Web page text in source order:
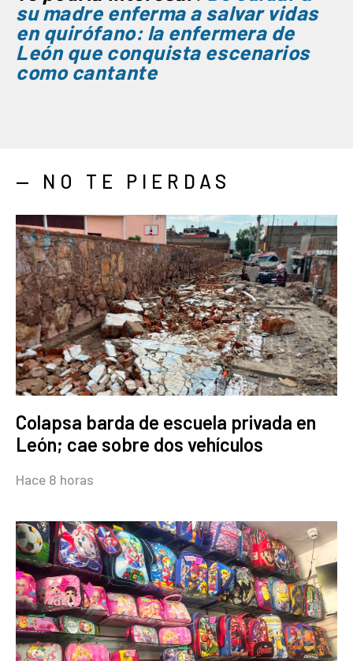
su madre enferma a salvar vidas
en quirófano: la enfermera de
León que conquista escenarios
como cantante
— NO TE PIERDAS
Colapsa barda de escuela privada en
León; cae sobre dos vehículos
Hace 8 horas